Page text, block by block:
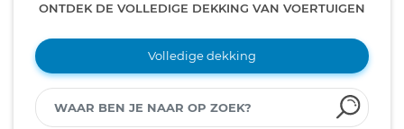
ONTDEK DE VOLLEDIGE DEKKING VAN VOERTUIGEN
Volledige dekking